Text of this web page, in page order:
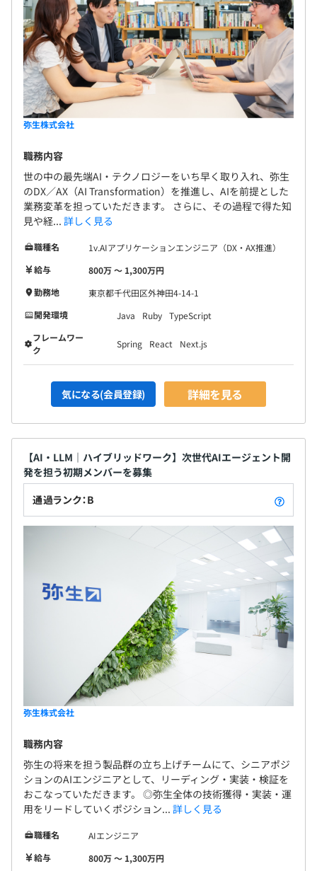
弥生株式会社
職務内容
世の中の最先端AI・テクノロジーをいち早く取り入れ、弥生
のDX／AX（AI Transformation）を推進し、AIを前提とした
業務変革を担っていただきます。 さらに、その過程で得た知
見や経... 詳しく見る
職種名
1v.AIアプリケーションエンジニア（DX・AX推進）
給与
800万 〜 1,300万円
勤務地
東京都千代田区外神田4-14-1
開発環境
Java Ruby TypeScript
フレームワー
ク
Spring React Next.js
気になる(会員登録) 詳細を見る
【AI・LLM｜ハイブリッドワーク】次世代AIエージェント開
発を担う初期メンバーを募集
通過ランク：B
弥生株式会社
職務内容
弥生の将来を担う製品群の立ち上げチームにて、シニアポジ
ションのAIエンジニアとして、リーディング・実装・検証を
おこなっていただきます。 ◎弥生全体の技術獲得・実装・運
用をリードしていくポジション... 詳しく見る
職種名
AIエンジニア
給与
800万 〜 1,300万円